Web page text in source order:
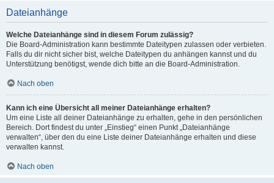
Dateianhänge
Welche Dateianhänge sind in diesem Forum zulässig?
Die Board-Administration kann bestimmte Dateitypen zulassen oder verbieten.
Falls du dir nicht sicher bist, welche Dateitypen du anhängen kannst und du
Unterstützung benötigst, wende dich bitte an die Board-Administration.
Nach oben
Kann ich eine Übersicht all meiner Dateianhänge erhalten?
Um eine Liste all deiner Dateianhänge zu erhalten, gehe in den persönlichen
Bereich. Dort findest du unter „Einstieg“ einen Punkt „Dateianhänge
verwalten“, über den du eine Liste deiner Dateianhänge erhalten und diese
verwalten kannst.
Nach oben